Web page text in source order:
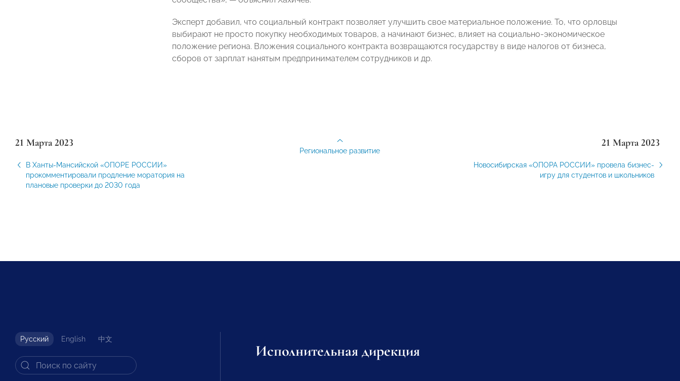
Эксперт добавил, что социальный контракт позволяет улучшить свое материальное положение. То, что орловцы
выбирают не просто покупку необходимых товаров, а начинают бизнес, влияет на социально-экономическое
положение региона. Вложения социального контракта возвращаются государству в виде налогов от бизнеса,
сборов от зарплат нанятым предпринимателем сотрудников и др.
21 Марта 2023
В Ханты-Мансийской «ОПОРЕ РОССИИ»
прокомментировали продление моратория на
плановые проверки до 2030 года
21 Марта 2023
Новосибирская «ОПОРА РОССИИ» провела бизнес-
игру для студентов и школьников
Региональное развитие
Русский English 中文
Исполнительная дирекция